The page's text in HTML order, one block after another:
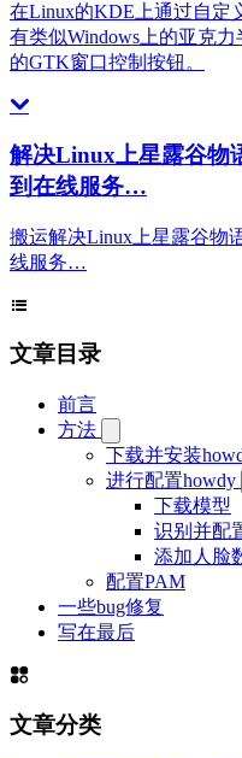
在Linux的KDE上通过自定
有类似Windows上的亚克
的GTK窗口控制按钮。
解决Linux上星露谷物
到在线服务…
搬运解决Linux上星露谷物
线服务…
文章目录
前言
方法
下载并安装
进行配置howdy
下载模型
识别并配
添加人脸
配置PAM
一些bug修复
写在最后
文章分类